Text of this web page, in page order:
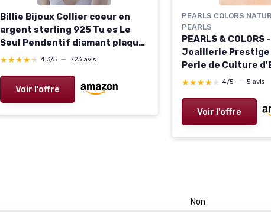
Billie Bijoux Collier coeur en
argent sterling 925 Tu es Le
Seul Pendentif diamant plaqué
or amoureux 18" (A-heart love)
★★★★★
★★★★★ 4,3/5 — 723 avis
Voir l'offre
PEARLS COLORS
PEARLS
PEARLS &
Joaillerie Prestige
Perle de Culture
Poire 9-10 mm -
Bijou Femme
★★★★★
★★★★★ 4/5 — 5 avis
Voir l'offre
Non